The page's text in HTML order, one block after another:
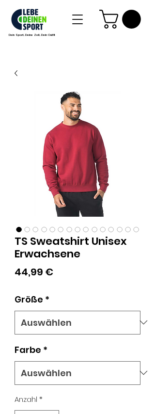
Dein Sport, Deine Zeit, Dein Outfit
TS Sweatshirt Unisex
Erwachsene
44,99 €Preis
Größe *
Farbe *
Anzahl *